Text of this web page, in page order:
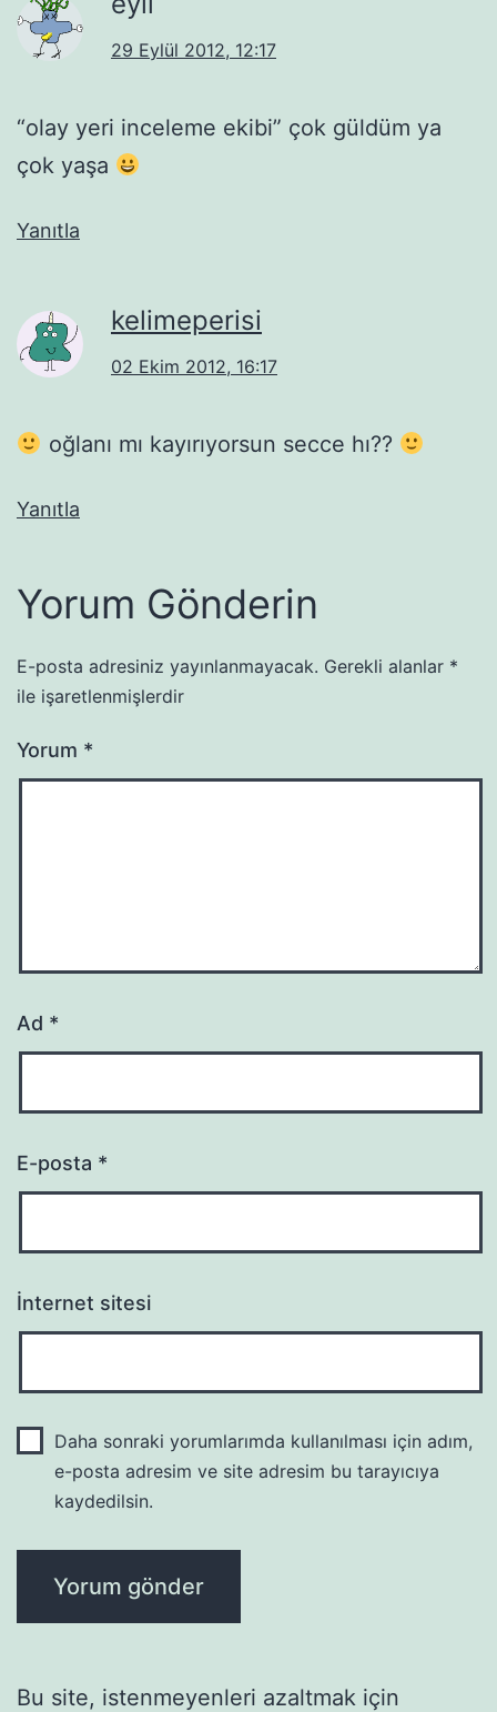
29 Eylül 2012, 12:17
“olay yeri inceleme ekibi” çok güldüm ya
çok yaşa
Yanıtla
kelimeperisi
02 Ekim 2012, 16:17
oğlanı mı kayırıyorsun secce hı??
Yanıtla
Yorum Gönderin
E-posta adresiniz yayınlanmayacak. Gerekli alanlar *
ile işaretlenmişlerdir
Yorum *
Ad *
E-posta *
İnternet sitesi
Daha sonraki yorumlarımda kullanılması için adım,
e-posta adresim ve site adresim bu tarayıcıya
kaydedilsin.
Bu site, istenmeyenleri azaltmak için